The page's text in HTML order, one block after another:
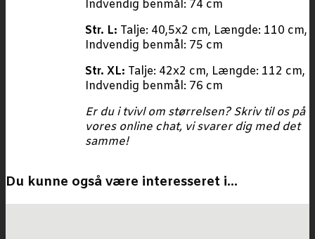
Indvendig benmål: 74 cm
Str. L: Talje: 40,5x2 cm, Længde: 110 cm,
Indvendig benmål: 75 cm
Str. XL: Talje: 42x2 cm, Længde: 112 cm,
Indvendig benmål: 76 cm
Er du i tvivl om størrelsen? Skriv til os på
vores online chat, vi svarer dig med det
samme!
Du kunne også være interesseret i…